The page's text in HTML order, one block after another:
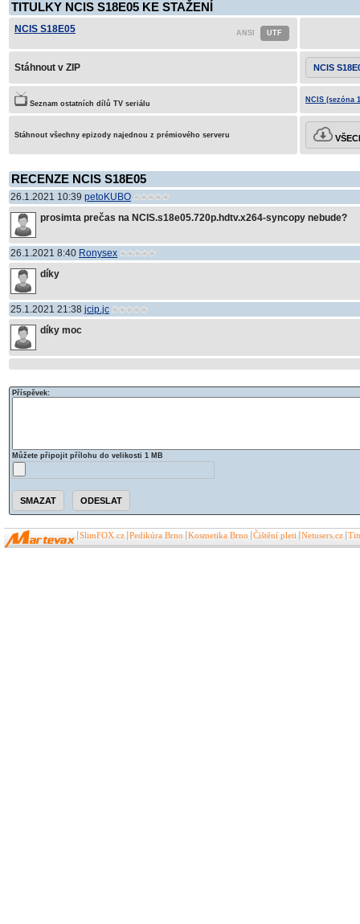
TITULKY NCIS S18E05 KE STAŽENÍ
NCIS S18E05
Stáhnout v ZIP NCIS
Seznam ostatních dílů TV seriálu NCIS (sezóna
Stáhnout všechny epizody najednou z prémiového serveru
RECENZE NCIS S18E05
26.1.2021 10:39 petoKUBO
prosimta prečas na NCIS.s18e05.720p.hdtv.x264-syncopy nebude?
26.1.2021 8:40 Ronysex
díky
25.1.2021 21:38 jcip.jc
díky moc
Příspěvek:
Můžete připojit přílohu do velikosti 1 MB
SlimFOX.cz Pedikúra Brno Kosmetika Brno Čištění pleti Netusers.cz